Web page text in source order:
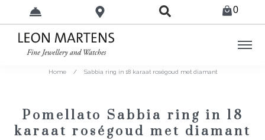
0
Home / Sabbia ring in 18 karaat roségoud met diamant
Pomellato Sabbia ring in 18
karaat roségoud met diamant